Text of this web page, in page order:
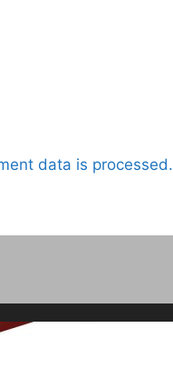
data is processed.